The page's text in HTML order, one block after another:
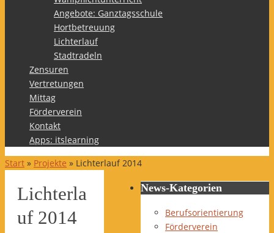
Angebote: Ganztagsschule
Hortbetreuung
Lichterlauf
Stadtradeln
Zensuren
Vertretungen
Mittag
Förderverein
Kontakt
Apps: itslearning
Start » Projekte » Lichterlauf 2014
Lichterla
uf 2014
News-Kategorien
Berufsorientierung
Förderverein